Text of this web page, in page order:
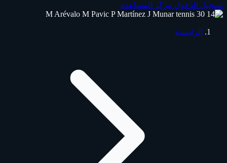
تسجيل الدخول مركز المساعدة
الرئيسية